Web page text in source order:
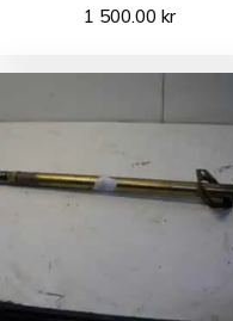
1 500.00 kr